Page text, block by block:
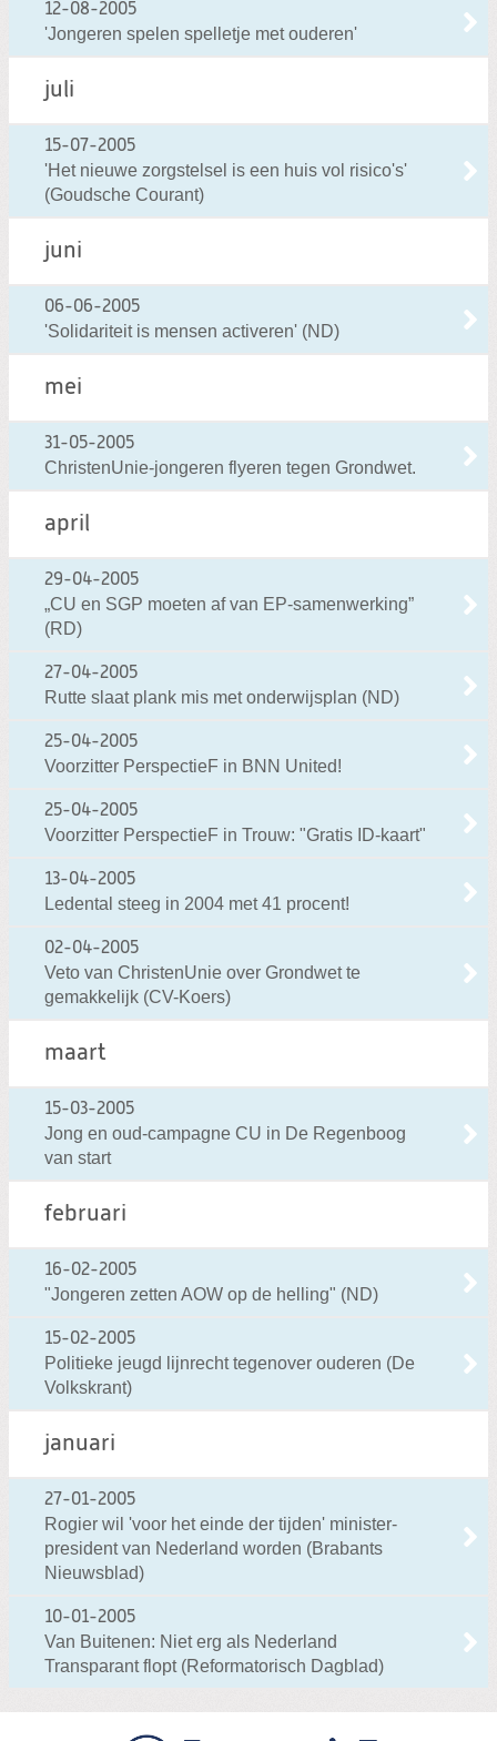
12-08-2005
'Jongeren spelen spelletje met ouderen'
juli
15-07-2005
'Het nieuwe zorgstelsel is een huis vol risico's'
(Goudsche Courant)
juni
06-06-2005
'Solidariteit is mensen activeren' (ND)
mei
31-05-2005
ChristenUnie-jongeren flyeren tegen Grondwet.
april
29-04-2005
„CU en SGP moeten af van EP-samenwerking”
(RD)
27-04-2005
Rutte slaat plank mis met onderwijsplan (ND)
25-04-2005
Voorzitter PerspectieF in BNN United!
25-04-2005
Voorzitter PerspectieF in Trouw: "Gratis ID-kaart"
13-04-2005
Ledental steeg in 2004 met 41 procent!
02-04-2005
Veto van ChristenUnie over Grondwet te
gemakkelijk (CV-Koers)
maart
15-03-2005
Jong en oud-campagne CU in De Regenboog
van start
februari
16-02-2005
"Jongeren zetten AOW op de helling" (ND)
15-02-2005
Politieke jeugd lijnrecht tegenover ouderen (De
Volkskrant)
januari
27-01-2005
Rogier wil 'voor het einde der tijden' minister-
president van Nederland worden (Brabants
Nieuwsblad)
10-01-2005
Van Buitenen: Niet erg als Nederland
Transparant flopt (Reformatorisch Dagblad)